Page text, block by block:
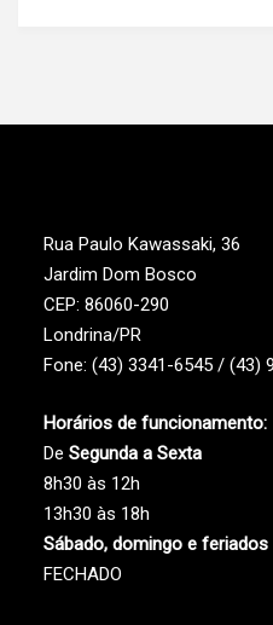
Rua Paulo Kawassaki, 36
Jardim Dom Bosco
CEP: 86060-290
Londrina/PR
Fone: (43) 3341-6545 / (43)
Horários de funcionamento:
De Segunda a Sexta
8h30 às 12h
13h30 às 18h
Sábado, domingo e feriados
FECHADO